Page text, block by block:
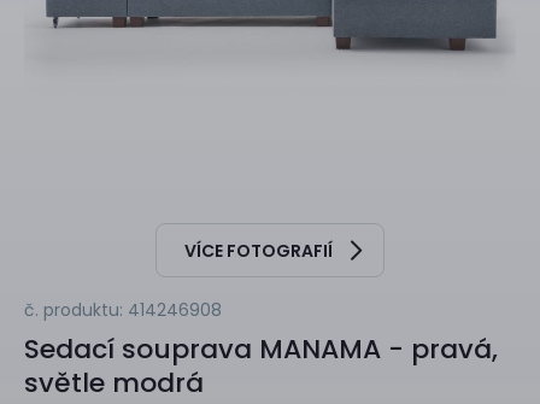
VÍCE FOTOGRAFIÍ
č. produktu: 414246908
Sedací souprava MANAMA - pravá,
světle modrá